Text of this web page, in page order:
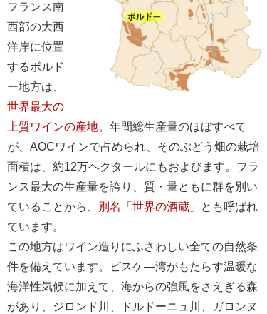
フランス南
西部の大西
洋岸に位置
するボルド
ー地方は、
世界最大の
上質ワインの産地。年間総生産量のほぼすべて
が、AOCワインで占められ、そのぶどう畑の栽培
面積は、約12万ヘクタールにもおよびます。フラ
ンス最大の生産量を誇り、質・量ともに群を別い
ていることから、
別名「世界の酒蔵」
とも呼ばれ
ています。
この地方はワイン造りにふさわしい全ての自然条
件を備えています。ビスケ―湾がもたらす温暖な
海洋性気候に加えて、海からの強風をさえぎる森
があり、ジロンド川、ドルドーニュ川、ガロンヌ